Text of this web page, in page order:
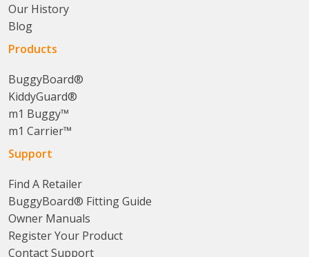
Our History
Blog
Products
BuggyBoard®
KiddyGuard®
m1 Buggy™
m1 Carrier™
Support
Find A Retailer
BuggyBoard® Fitting Guide
Owner Manuals
Register Your Product
Contact Support